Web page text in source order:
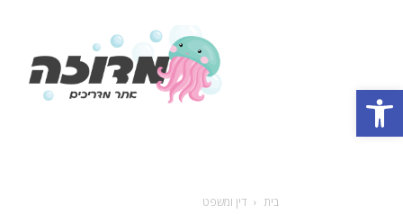
Open toolbar
מדריכים
בית דין ומשפט